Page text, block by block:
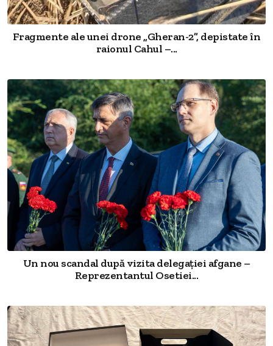
Fragmente ale unei drone „Gheran-2”, depistate în
raionul Cahul –...
Un nou scandal după vizita delegației afgane –
Reprezentantul Osetiei...